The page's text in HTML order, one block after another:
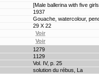
[Male ballerina with five
1937
Gouache, watercolour,
29 X 22
1279
1129
Vol. IV, p. 25
solution du rébus, La